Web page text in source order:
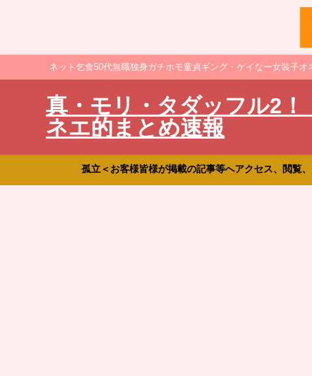
ネット乞食50代無職独身ガチホモ童貞ギング・ゲイなー女装子
真・モリ・タダッフル2
ネエ的まとめ速報
孤立＜お客様皆様が掲載の記事等へアクセス、閲覧